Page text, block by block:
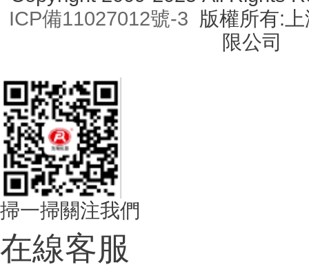
ICP備11027012號-3 版權所有:
限公司
掃一掃關注我們
在線客服